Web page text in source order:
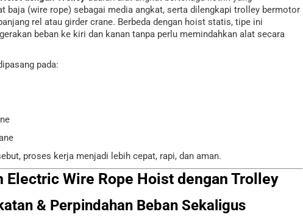
baja (wire rope) sebagai media angkat, serta dilengkapi trolley bermotor
rel atau girder crane. Berbeda dengan hoist statis, tipe ini
beban ke kiri dan kanan tanpa perlu memindahkan alat secara
pada:
proses kerja menjadi lebih cepat, rapi, dan aman.
Electric Wire Rope Hoist dengan Trolley
& Perpindahan Beban Sekaligus